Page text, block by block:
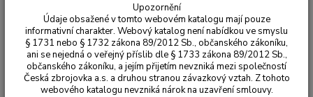
Upozornění
Údaje obsažené v tomto webovém katalogu mají pouze
informativní charakter. Webový katalog není nabídkou ve smyslu
§ 1731 nebo § 1732 zákona 89/2012 Sb., občanského zákoníku,
ani se nejedná o veřejný příslib dle § 1733 zákona 89/2012 Sb.,
občanského zákoníku, a jejím přijetím nevzniká mezi společností
Česká zbrojovka a.s. a druhou stranou závazkový vztah. Z tohoto
webového katalogu nevzniká nárok na uzavření smlouvy.